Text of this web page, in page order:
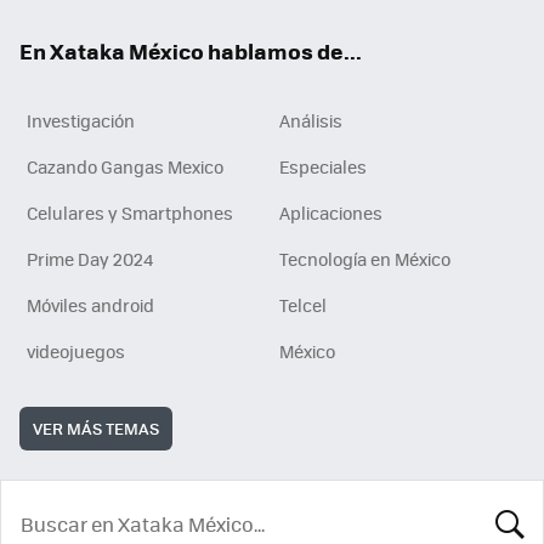
En Xataka México hablamos de...
Investigación
Análisis
Cazando Gangas Mexico
Especiales
Celulares y Smartphones
Aplicaciones
Prime Day 2024
Tecnología en México
Móviles android
Telcel
videojuegos
México
VER MÁS TEMAS